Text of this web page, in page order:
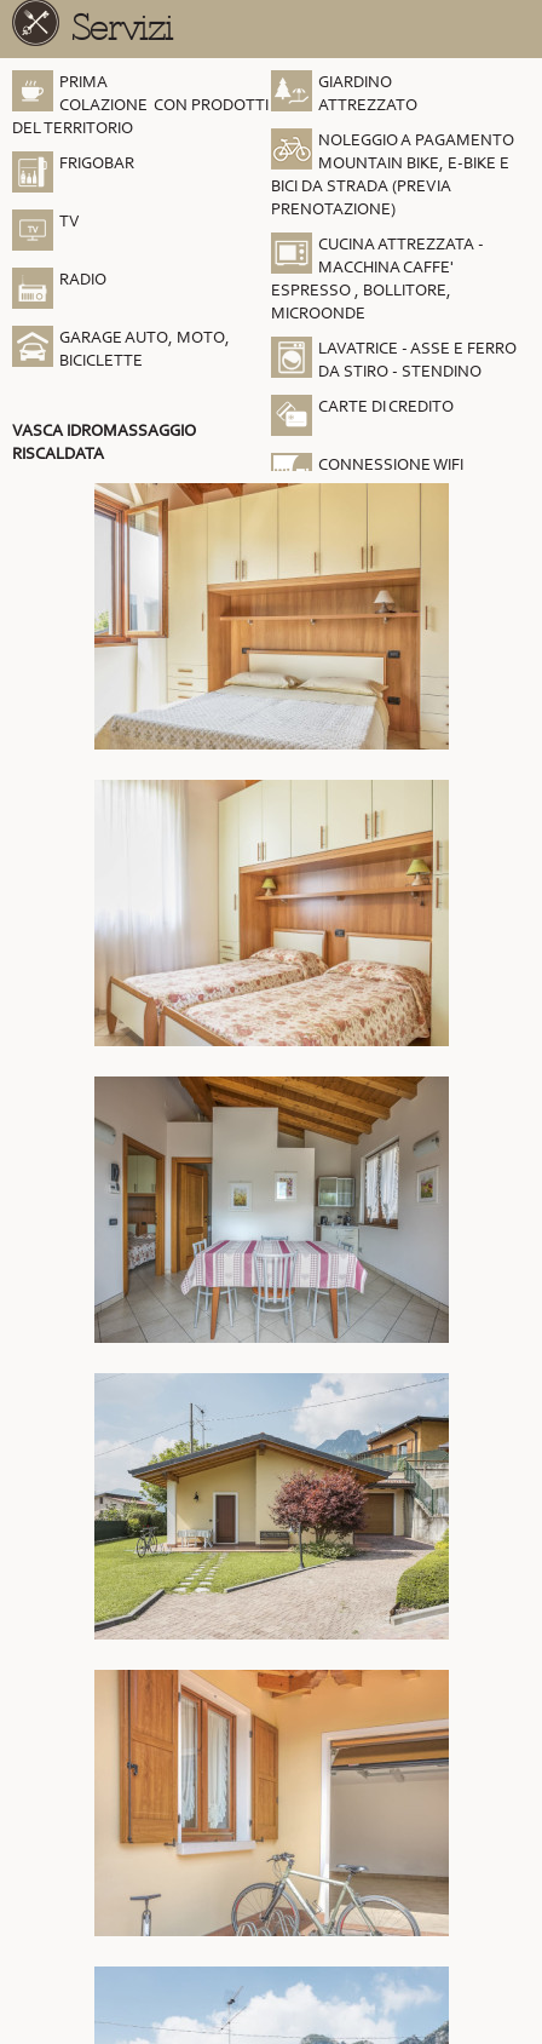
Servizi
PRIMA
COLAZIONE CON PRODOTTI
DEL TERRITORIO
FRIGOBAR
TV
RADIO
GARAGE AUTO, MOTO,
BICICLETTE
VASCA IDROMASSAGGIO
RISCALDATA
GIARDINO
ATTREZZATO
NOLEGGIO A PAGAMENTO
MOUNTAIN BIKE, E-BIKE E
BICI DA STRADA (PREVIA
PRENOTAZIONE)
CUCINA ATTREZZATA -
MACCHINA CAFFE'
ESPRESSO , BOLLITORE,
MICROONDE
LAVATRICE - ASSE E FERRO
DA STIRO - STENDINO
CARTE DI CREDITO
CONNESSIONE WIFI
GRATUITA